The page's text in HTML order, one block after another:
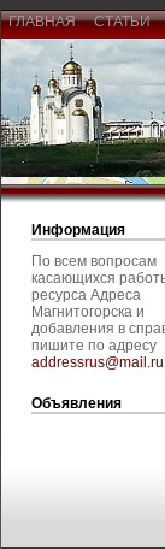
ГЛАВНАЯ СТАТЬИ
Информация
По всем вопросам
касающихся
ресурса Адреса
Магнитогорска и
добавления в
пишите по адресу
addressrus@mail.ru
Объявления